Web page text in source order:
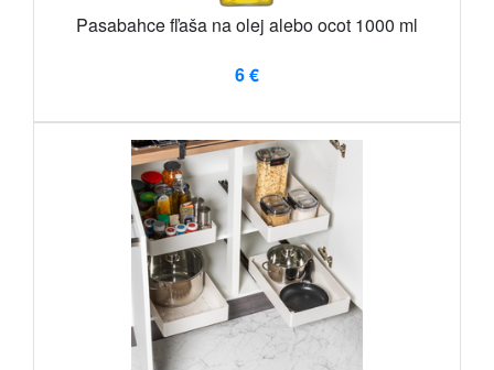
Pasabahce fľaša na olej alebo ocot 1000 ml
6 €